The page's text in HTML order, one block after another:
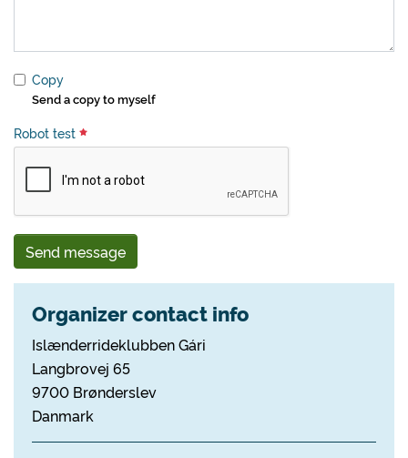
Copy
Send a copy to myself
Robot test
Send message
Organizer contact info
Islænderrideklubben Gári
Langbrovej 65
9700 Brønderslev
Danmark